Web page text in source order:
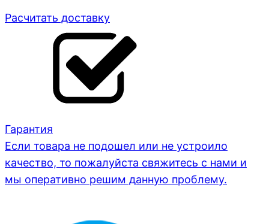
Расчитать доставку
Гарантия
Если товара не подошел или не устроило
качество, то пожалуйста свяжитесь с нами и
мы оперативно решим данную проблему.